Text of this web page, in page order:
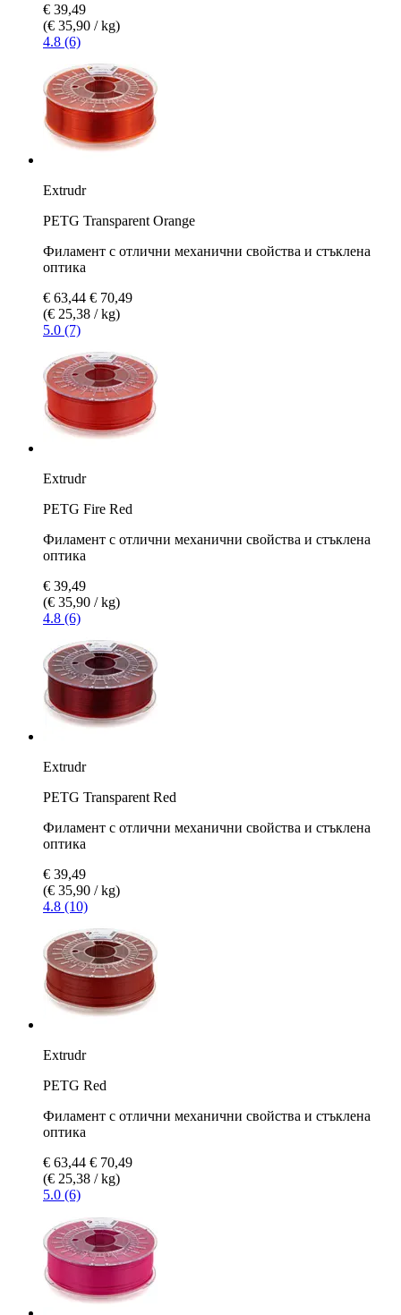
€ 39,49
(€ 35,90 / kg)
4.8 (6)
Extrudr
PETG Transparent Orange
Филамент с отлични механични свойства и стъклена
оптика
€ 63,44 € 70,49
(€ 25,38 / kg)
5.0 (7)
Extrudr
PETG Fire Red
Филамент с отлични механични свойства и стъклена
оптика
€ 39,49
(€ 35,90 / kg)
4.8 (6)
Extrudr
PETG Transparent Red
Филамент с отлични механични свойства и стъклена
оптика
€ 39,49
(€ 35,90 / kg)
4.8 (10)
Extrudr
PETG Red
Филамент с отлични механични свойства и стъклена
оптика
€ 63,44 € 70,49
(€ 25,38 / kg)
5.0 (6)